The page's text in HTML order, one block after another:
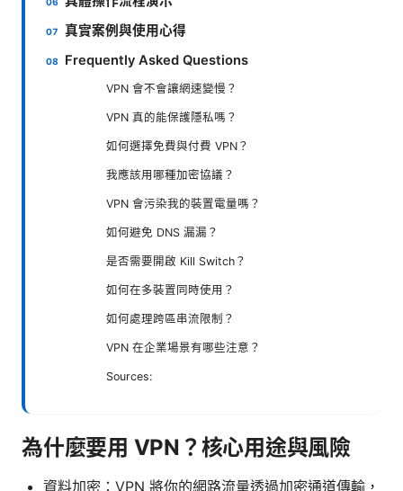
真實案例與使用心得
Frequently Asked Questions
VPN 會不會讓網速變慢？
VPN 真的能保護隱私嗎？
如何選擇免費與付費 VPN？
我應該用哪種加密協議？
VPN 會污染我的裝置電量嗎？
如何避免 DNS 漏漏？
是否需要開啟 Kill Switch？
如何在多裝置同時使用？
如何處理跨區串流限制？
VPN 在企業場景有哪些注意？
Sources:
為什麼要用 VPN？核心用途與風險
資料加密：VPN 將你的網路流量透過加密通道傳輸，